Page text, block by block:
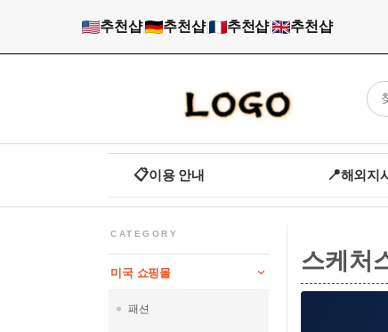
추천샵| 추천샵| 추천샵| 추천샵
📋이용 안내 📍해외지
CATEGORY
미국 쇼핑몰
패션
스케처